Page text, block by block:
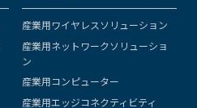
産業用ワイヤレスソリューション
産業用ネットワークソリューショ
ン
産業用コンピューター
産業用エッジコネクティビティ